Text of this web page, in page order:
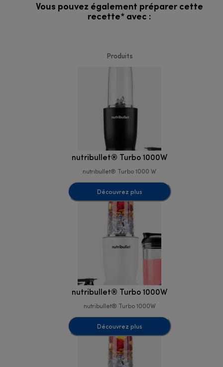
Vous pouvez également préparer cette
recette* avec :
Produits
nutribullet® Turbo 1000W
nutribullet® Turbo 1000 W
Découvrez plus
nutribullet® Turbo 1000W
nutribullet® Turbo 1000W
Découvrez plus